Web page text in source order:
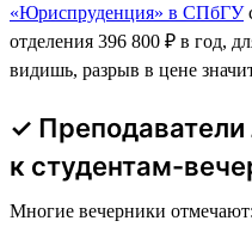
«Юриспруденция» в СПбГУ
отделения 396 800 ₽ в год,
видишь, разрыв в цене
✓ Преподаватели
к студентам-
Многие вечерники